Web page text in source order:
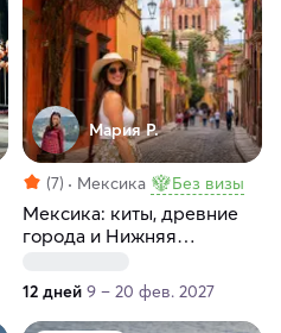
Мария Р.
(7) Мексика Без визы
Мексика: киты, древние
города и Нижняя
12 дней 9 – 20 фев. 2027